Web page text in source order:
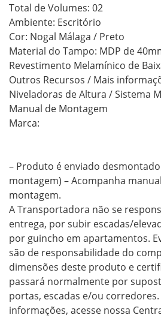
Total de Volumes: 02
Ambiente: Escritório
Cor: Nogal Málaga / Preto
Material do Tampo: MDP de
Revestimento Melamínico de
Outros Recursos / Mais
Niveladoras de Altura / Sistema
Manual de Montagem
Marca:
– Produto é enviado
montagem) – Acompanha
montagem.
A Transportadora não se
entrega, por subir escadas/
por guincho em apartamentos.
são de responsabilidade do
dimensões deste produto e
passará normalmente por
portas, escadas e/ou corredores.
informações, acesse nossa